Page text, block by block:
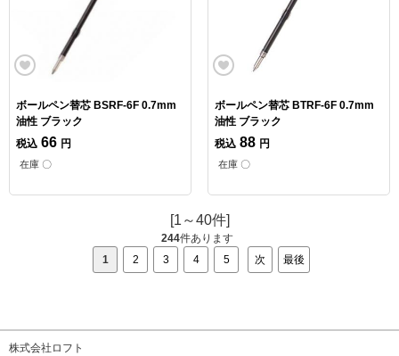
ボールペン替芯 BSRF-6F 0.7mm
油性 ブラック
税込 66 円
在庫 〇
ボールペン替芯 BTRF-6F 0.7mm
油性 ブラック
税込 88 円
在庫 〇
[1～40件]
244件あります
1
2 3 4 5 次 最後
株式会社ロフト